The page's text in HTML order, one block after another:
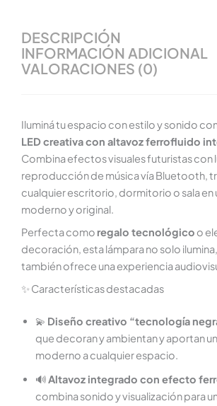
DESCRIPCIÓN
INFORMACIÓN ADICIONAL
VALORACIONES (0)
Iluminá tu espacio con estilo y sonido
LED creativa con altavoz ferrofluido
Combina efectos visuales futuristas con
reproducción de música vía Bluetooth,
cualquier escritorio, dormitorio o sala en
moderno y original.
Perfecta como regalo tecnológico o
decoración, esta lámpara no solo
también ofrece una experiencia
✨ Características destacadas
💫 Diseño creativo “tecnología
que decoran y ambientan y aportan
moderno a cualquier espacio.
🔊Altavoz integrado con efecto
combina sonido y visualización para